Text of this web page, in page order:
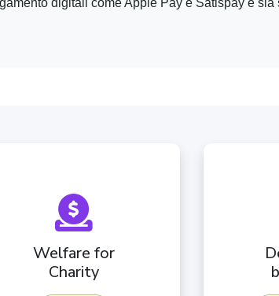
digitali come Apple Pay e Satispay e sia
Welfare for
Charity